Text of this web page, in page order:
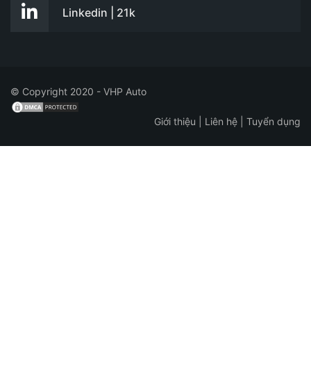
Linkedin | 21k
© Copyright 2020 - VHP Auto
Giới thiệu Liên hệ Tuyển dụng